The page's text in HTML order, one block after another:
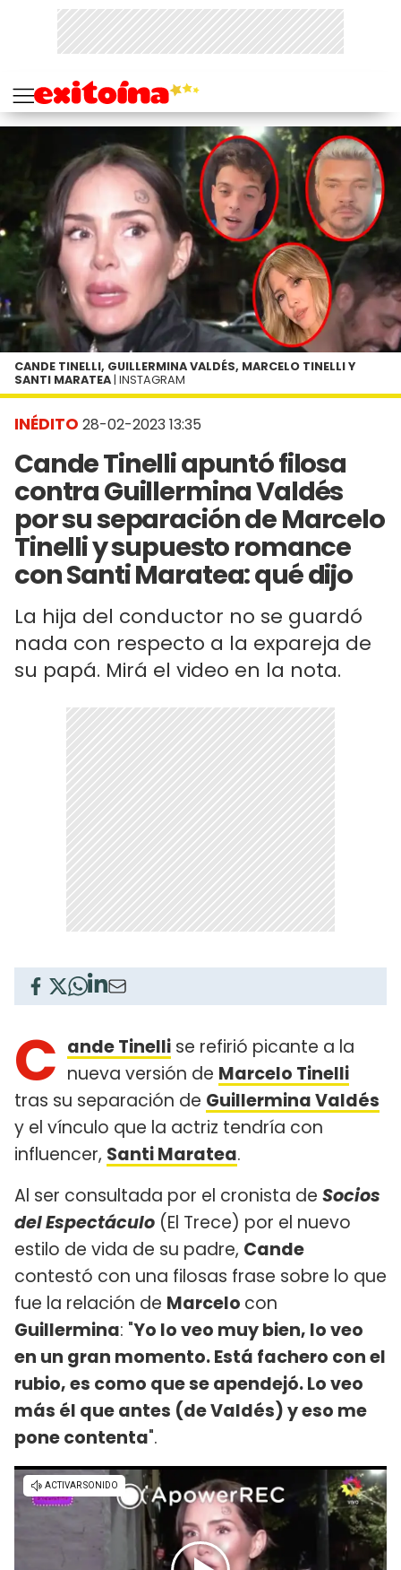
INÉDITO 28-02-2023 13:35
Cande Tinelli apuntó filosa
contra Guillermina Valdés
por su separación de Marcelo
Tinelli y supuesto romance
con Santi Maratea: qué dijo
La hija del conductor no se guardó
nada con respecto a la expareja de
su papá. Mirá el video en la nota.
CANDE TINELLI, GUILLERMINA VALDÉS, MARCELO TINELLI Y
SANTI MARATEA | INSTAGRAM
C ande Tinelli se refirió picante a la
nueva versión de Marcelo Tinelli
tras su separación de Guillermina Valdés
y el vínculo que la actriz tendría con
influencer, Santi Maratea.
Al ser consultada por el cronista de Socios
del Espectáculo (El Trece) por el nuevo
estilo de vida de su padre, Cande
contestó con una filosas frase sobre lo que
fue la relación de Marcelo con
Guillermina: "Yo lo veo muy bien, lo veo
en un gran momento. Está fachero con el
rubio, es como que se apendejó. Lo veo
más él que antes (de Valdés) y eso me
pone contenta".